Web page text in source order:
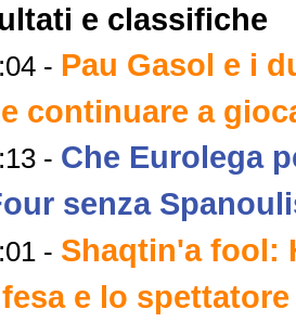
e classifiche
- Pau Gasol e i
continuare a
- Che Eurolega
senza
- Shaqtin'a fool:
e lo